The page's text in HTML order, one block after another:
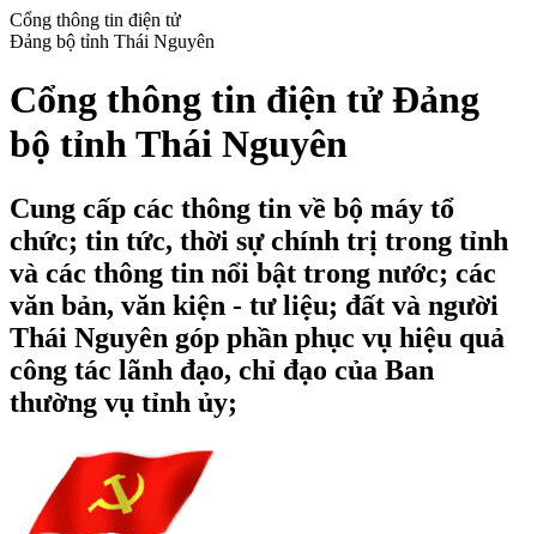
Cổng thông tin điện tử
Đảng bộ tỉnh Thái Nguyên
Cổng thông tin điện tử Đảng
bộ tỉnh Thái Nguyên
Cung cấp các thông tin về bộ máy tổ
chức; tin tức, thời sự chính trị trong tỉnh
và các thông tin nổi bật trong nước; các
văn bản, văn kiện - tư liệu; đất và người
Thái Nguyên góp phần phục vụ hiệu quả
công tác lãnh đạo, chỉ đạo của Ban
thường vụ tỉnh ủy;